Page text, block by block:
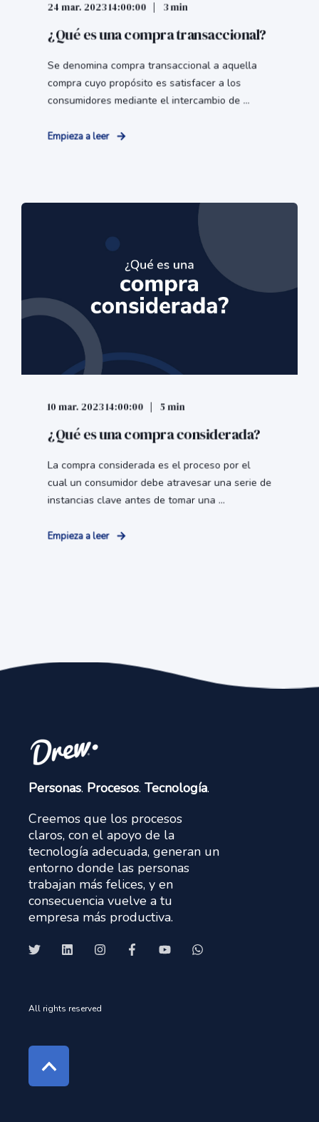
24 mar. 2023 14:00:00 3 min
¿Qué es una compra transaccional?
Se denomina compra transaccional a aquella
compra cuyo propósito es satisfacer a los
consumidores mediante el intercambio de ...
Empieza a leer
10 mar. 2023 14:00:00 5 min
¿Qué es una compra considerada?
La compra considerada es el proceso por el
cual un consumidor debe atravesar una serie de
instancias clave antes de tomar una ...
Empieza a leer
Personas. Procesos. Tecnología.
Creemos que los procesos
claros, con el apoyo de la
tecnología adecuada, generan un
entorno donde las personas
trabajan más felices, y en
consecuencia vuelve a tu
empresa más productiva.
All rights reserved